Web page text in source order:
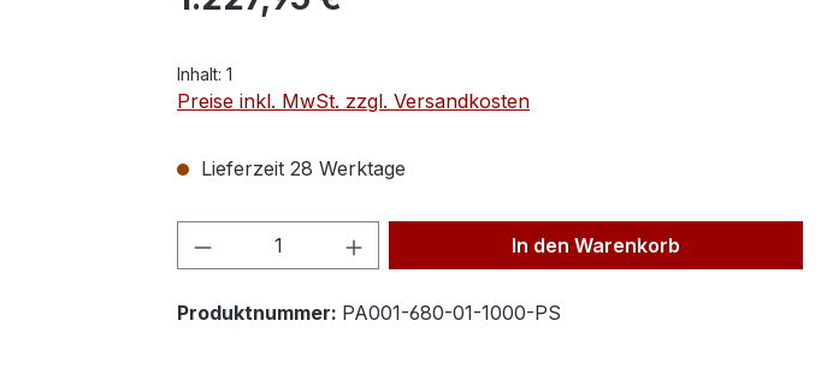
Inhalt: 1
Preise inkl. MwSt. zzgl. Versandkosten
Lieferzeit 28 Werktage
Produkt Anzahl: Gib den gewünschten Wert
In den Warenkorb
Produktnummer: PA001-680-01-1000-PS